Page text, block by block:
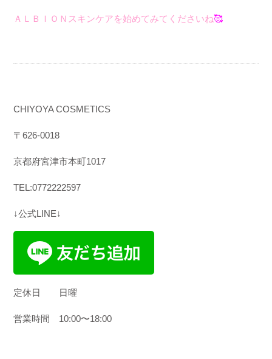
ＡＬＢＩＯＮスキンケアを始めてみてくださいね🥰
CHIYOYA COSMETICS
〒 626-0018
京都府宮津市本町1017
TEL:0772222597
↓公式LINE↓
定休日 日曜
営業時間 10:00〜18:00